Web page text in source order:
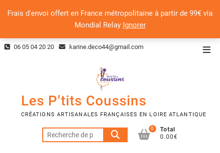
Frais d'envoi offert en France métropolitaine à partir de 99€ via
Mondial Relay Ignorer
Skip 06 05 04 20 20 karine.deco44@gmail.com
Les P’tits Coussins
CRÉATIONS ARTISANALES FRANÇAISES EN LOIRE ATLANTIQUE
Recherche
pour :
0
Total
0.00€